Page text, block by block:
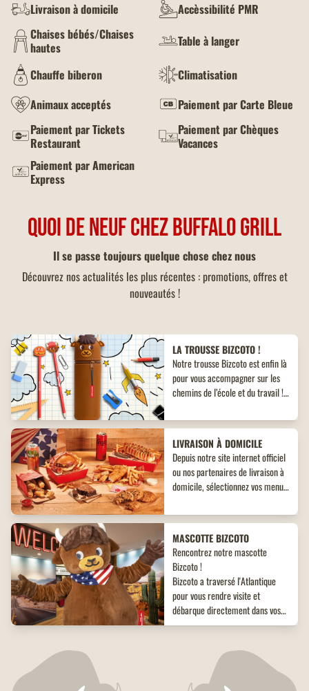
Livraison à domicile
Accèssibilité PMR
Chaises bébés/Chaises
hautes
Table à langer
Chauffe biberon
Climatisation
Animaux acceptés
Paiement par Carte Bleue
Paiement par Tickets
Restaurant
Paiement par Chèques
Vacances
Paiement par American
Express
QUOI DE NEUF CHEZ BUFFALO GRILL
Il se passe toujours quelque chose chez nous
Découvrez nos actualités les plus récentes : promotions, offres et
nouveautés !
LA TROUSSE BIZCOTO !
Notre trousse Bizcoto est enfin là
pour vous accompagner sur les
chemins de l’école et du travail !
inédit à ne pas manquer !
LIVRAISON À DOMICILE
Depuis notre site internet officiel
ou nos partenaires de livraison à
domicile, sélectionnez vos menus,
desserts. Un large choix de plats
envies !
MASCOTTE BIZCOTO
Rencontrez notre mascotte
Bizcoto !
Bizcoto a traversé l'Atlantique
pour vous rendre visite et
débarque directement dans vos
restaurants Buffalo Grill*! Venez
et offrez à vos enfants une
expérience unique et mémorable
Tout beaux, tout neufs ! Retrouvez
tous nos restaurants Buffalo Grill
fraîchement rénovés.